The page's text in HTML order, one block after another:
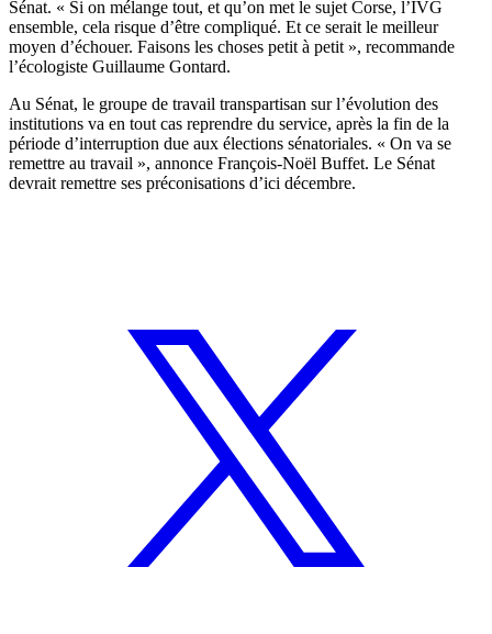
Sénat. « Si on mélange tout, et qu’on met le sujet Corse, l’IVG
ensemble, cela risque d’être compliqué. Et ce serait le meilleur
moyen d’échouer. Faisons les choses petit à petit », recommande
l’écologiste Guillaume Gontard.
Au Sénat, le groupe de travail transpartisan sur l’évolution des
institutions va en tout cas reprendre du service, après la fin de la
période d’interruption due aux élections sénatoriales. « On va se
remettre au travail », annonce François-Noël Buffet. Le Sénat
devrait remettre ses préconisations d’ici décembre.